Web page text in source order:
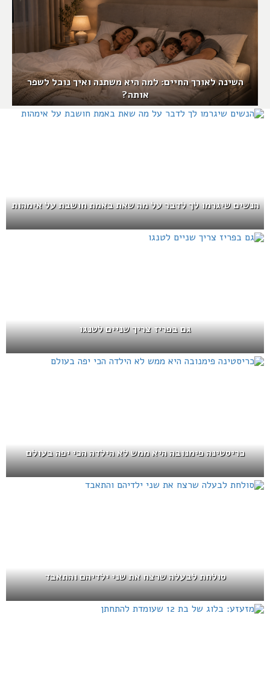
השינה לאורך החיים: למה היא משתנה ואיך נוכל לשפר
אותה?
הנשים שיגרמו לך לדבר על מה שאת באמת חושבת על אימהות
גם בפריז צריך שניים לטנגו
כריסטינה פימנובה היא ממש לא הילדה הכי יפה בעולם
סולחת לבעלה שרצח את שני ילדיהם והתאבד